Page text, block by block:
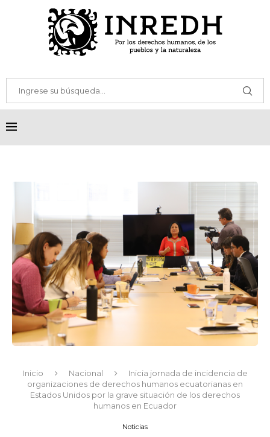
Inicio Nacional
Inicia jornada de incidencia de
organizaciones de derechos humanos ecuatorianas en
Estados Unidos por la grave situación de los derechos
humanos en Ecuador
Noticias